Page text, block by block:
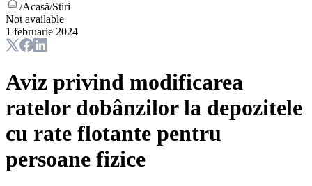
/Acasă/Stiri
Not available
1 februarie 2024
Aviz privind modificarea
ratelor dobânzilor la depozitele
cu rate flotante pentru
persoane fizice